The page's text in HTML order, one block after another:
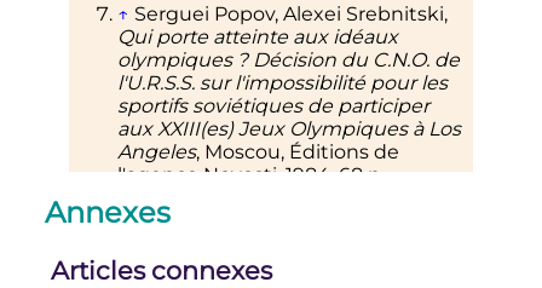
↑ Serguei Popov, Alexei Srebnitski,
Qui porte atteinte aux idéaux
olympiques ? Décision du C.N.O. de
l'U.R.S.S. sur l'impossibilité pour les
sportifs soviétiques de participer
aux XXIII(es)Jeux Olympiques à Los
Angeles, Moscou, Éditions de
l'agence Novosti, 1984, 68 p.
Annexes
Articles connexes